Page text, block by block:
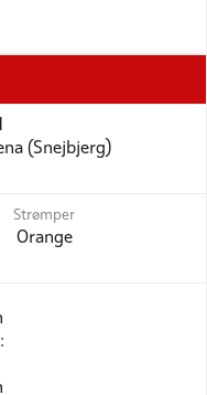
(Snejbjerg)
Strømper
Orange